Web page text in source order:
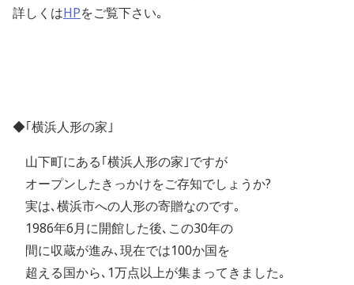
詳しくはHPをご覧下さい｡
◆｢横浜人形の家｣
山下町にある｢横浜人形の家｣ですが
オープンしたきっかけをご存知でしょうか?
実は､横浜市への人形の寄贈なのです｡
1986年6月に開館した後､この30年の
間に収蔵が進み､現在では100か国を
超える国から､1万点以上が集まってきました｡